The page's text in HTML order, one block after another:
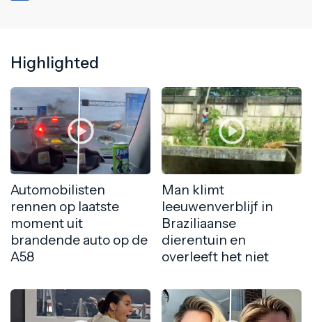
Highlighted
Automobilisten
rennen op laatste
moment uit
brandende auto op de
A58
Man klimt
leeuwenverblijf in
Braziliaanse
dierentuin en
overleeft het niet